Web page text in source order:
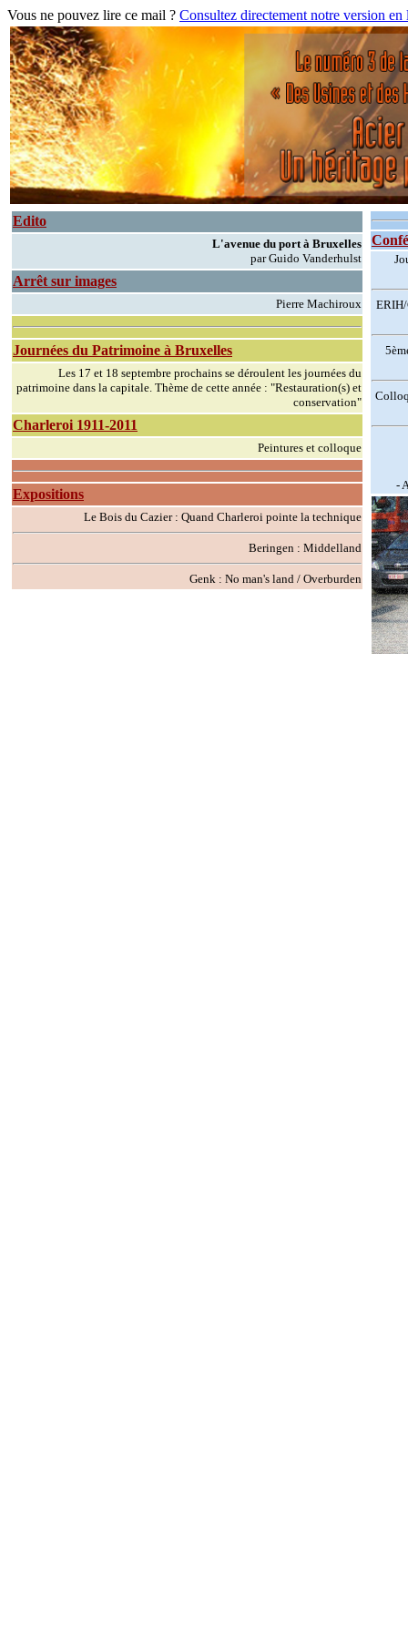
Vous ne pouvez lire ce mail ? Consultez directement notre version en
Edito
L'avenue du port à Bruxelles
par Guido Vanderhulst
Arrêt sur images
Pierre Machiroux
Journées du Patrimoine à Bruxelles
Les 17 et 18 septembre prochains se déroulent les journées du
patrimoine dans la capitale. Thème de cette année : "Restauration(s) et
conservation"
Charleroi 1911-2011
Peintures et colloque
Expositions
Le Bois du Cazier : Quand Charleroi pointe la technique
Beringen : Middelland
Genk : No man's land / Overburden
-